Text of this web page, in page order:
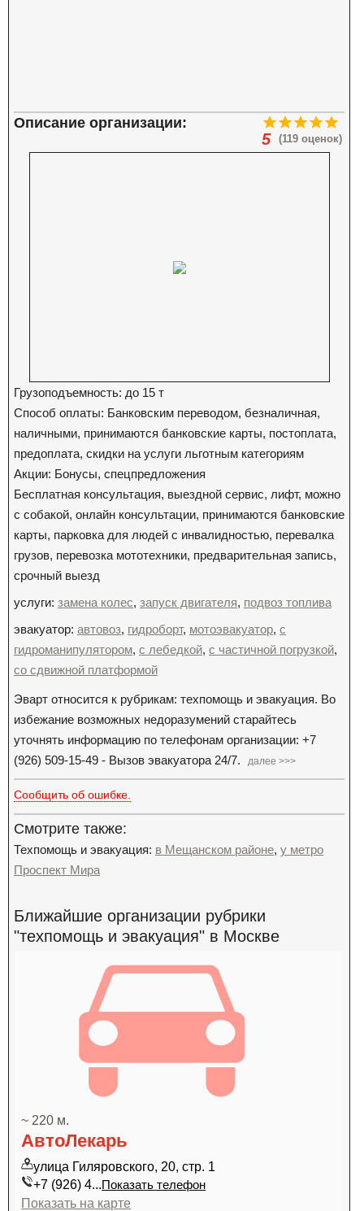
(119 оценок)
5
Описание организации:
Грузоподъемность: до 15 т
Способ оплаты: Банковским переводом, безналичная,
наличными, принимаются банковские карты, постоплата,
предоплата, скидки на услуги льготным категориям
Акции: Бонусы, спецпредложения
Бесплатная консультация, выездной сервис, лифт, можно
с собакой, онлайн консультации, принимаются банковские
карты, парковка для людей с инвалидностью, перевалка
грузов, перевозка мототехники, предварительная запись,
срочный выезд
услуги: замена колес, запуск двигателя, подвоз топлива
эвакуатор: автовоз, гидроборт, мотоэвакуатор, с
гидроманипулятором, с лебедкой, с частичной погрузкой,
со сдвижной платформой
Эварт относится к рубрикам: техпомощь и эвакуация. Во
избежание возможных недоразумений старайтесь
уточнять информацию по телефонам организации: +7
(926) 509-15-49 - Вызов эвакуатора 24/7.
далее >>>
Сообщить об ошибке.
Смотрите также:
Техпомощь и эвакуация: в Мещанском районе, у метро
Проспект Мира
Ближайшие организации рубрики
"техпомощь и эвакуация" в Москве
~ 220 м.
АвтоЛекарь
улица Гиляровского, 20, стр. 1
+7 (926) 4...Показать телефон
Показать на карте